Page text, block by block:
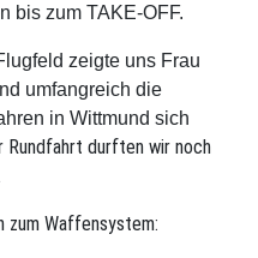
bis zum TAKE-OFF.
zeigte uns Frau
umfangreich die
in Wittmund sich
Rundfahrt durften wir noch
zum Waffensystem: